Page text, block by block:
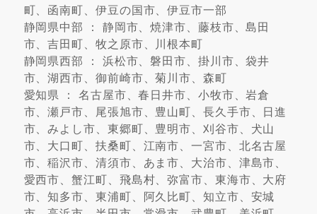
町、函南町、伊豆の国市、伊豆市一部
静岡県中部 ： 静岡市、焼津市、藤枝市、島田
市、吉田町、牧之原市、川根本町
静岡県西部 ： 浜松市、磐田市、掛川市、袋井
市、湖西市、御前崎市、菊川市、森町
愛知県 ： 名古屋市、春日井市、小牧市、岩倉
市、瀬戸市、尾張旭市、豊山町、長久手市、日進
市、みよし市、東郷町、豊明市、刈谷市、犬山
市、大口町、扶桑町、江南市、一宮市、北名古屋
市、稲沢市、清須市、あま市、大治市、津島市、
愛西市、蟹江町、飛島村、弥富市、東海市、大府
市、知多市、東浦町、阿久比町、知立市、安城